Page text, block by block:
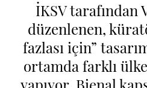
İKSV tarafından
düzenlenen,
fazlası için”
ortamda farklı